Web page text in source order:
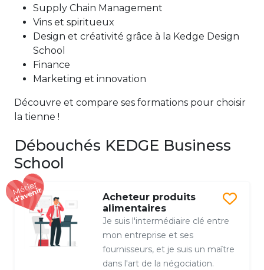
Supply Chain Management
Vins et spiritueux
Design et créativité grâce à la Kedge Design
School
Finance
Marketing et innovation
Découvre et compare ses formations pour choisir
la tienne !
Débouchés KEDGE Business
School
Acheteur produits
alimentaires
Je suis l'intermédiaire clé entre
mon entreprise et ses
fournisseurs, et je suis un maître
dans l'art de la négociation.